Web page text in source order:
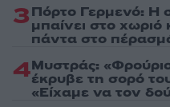
3Πόρτο Γερμενό: Η
μπαίνει στο χωριό
πάντα στο
4Μυστράς:
έκρυβε τη σορό
«Είχαμε να τον